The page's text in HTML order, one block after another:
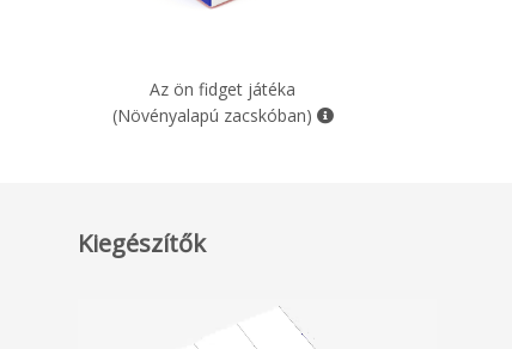
Az ön fidget játéka
(Növényalapú zacskóban)
Kiegészítők